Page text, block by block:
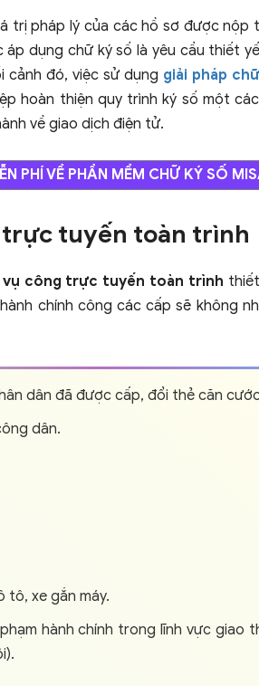
trị pháp lý của các hồ sơ được nộp
dụng chữ ký số là yêu cầu thiết
cảnh đó, việc sử dụng giải pháp
hoàn thiện quy trình ký số một
về giao dịch điện tử.
PHÍ VỀ PHẦN MỀM CHỮ KÝ SỐ
trực tuyến toàn trình
vụ công trực tuyến toàn trình
chính công các cấp sẽ không
dân đã được cấp, đổi thẻ căn
dân.
tô, xe gắn máy.
hành chính trong lĩnh vực giao